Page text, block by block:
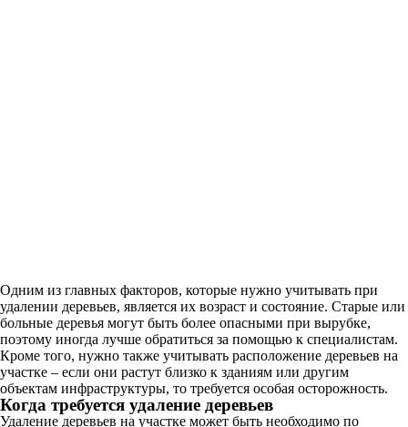
Одним из главных факторов, которые нужно учитывать при
удалении деревьев, является их возраст и состояние. Старые или
больные деревья могут быть более опасными при вырубке,
поэтому иногда лучше обратиться за помощью к специалистам.
Кроме того, нужно также учитывать расположение деревьев на
участке – если они растут близко к зданиям или другим
объектам инфраструктуры, то требуется особая осторожность.
Когда требуется удаление деревьев
Удаление деревьев на участке может быть необходимо по